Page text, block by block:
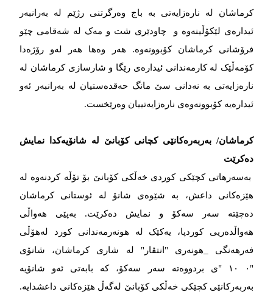
کرماشان لە نارەزایەتی بە باج وەرگرتنی رژێم لە بەرانبەر
ئیدارەی لێکۆڵینەوە و چاودێری شت و مەک لە شەقامی چێو
فرۆشانی کرماشان کۆبوونەوە. هەر وەها هەر لەو رۆژەدا
کۆمەڵێک لە کارمەندانی ئیدارەی رێگا و شارسازی کرماشان لە
نارەزایەتی بە نەدانی سێ مانگ حەقدەستیان لە بەرانبەر ئەو
ئیدارەیە کۆبوونەوەی نارەزایەتییان وەرێخست.
کرماشان/ بەربەرەکانێی کچانی کۆبانێ لە شانۆیەکدا نمایش
دەکرێت
بەسەرهاتی کچێکی کوردی خەڵکی کۆبانێ بۆ تۆڵە کردنەوە لە
هێزەکانی داعش، بە شێوەی شانۆ لە ئوستانی کرماشان
دەچێتە سەر سەکۆ و نمایش دەکرێت. بەپێی هەواڵی
هەواڵدەریی کوردپا، یەکێک لە هونەرمەندانی کورد لەهۆڵی
فەرهەنگی _هونەری "انتڤار" لە شاری کرماشان، شانۆی
"١٠ ٠ "ی بردووەتە سەر سەکۆ، کە بابەتی ئەو شانۆیە
بەربەرکانێی کچێکی خەڵکی کۆبانێ لەگەڵ هێزەکانی داعشدایە.